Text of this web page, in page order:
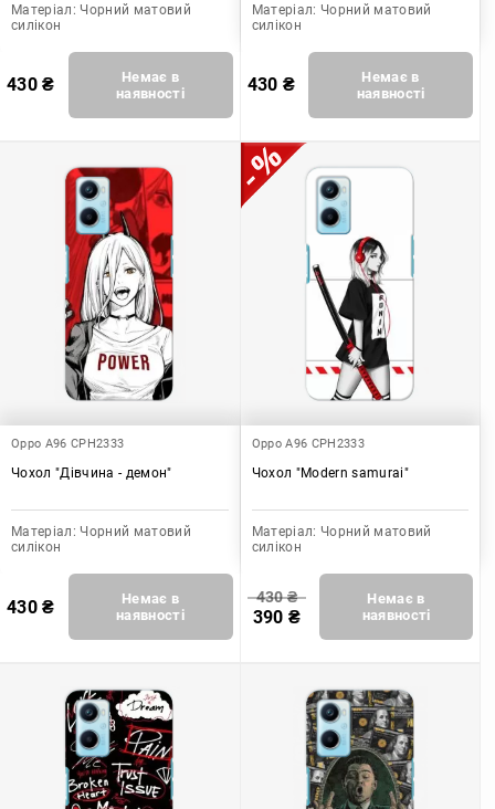
Матеріал: Чорний матовий
силікон
430₴
Немає в
наявності
Матеріал: Чорний матовий
силікон
430 ₴
Немає в
наявності
Oppo A96 CPH2333
Чохол "Дівчина - демон"
Матеріал: Чорний матовий
силікон
430₴
Немає в
наявності
Oppo A96 CPH2333
Чохол "Modern samurai"
Матеріал: Чорний матовий
силікон
430₴
390 ₴
Немає в
наявності